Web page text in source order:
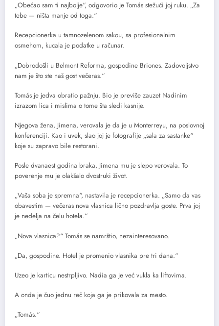
„Obećao sam ti najbolje“, odgovorio je Tomás stežući joj ruku. „Za
tebe — ništa manje od toga.“
Recepcionerka u tamnozelenom sakou, sa profesionalnim
osmehom, kucala je podatke u računar.
„Dobrodošli u Belmont Reforma, gospodine Briones. Zadovoljstvo
nam je što ste naš gost večeras.“
Tomás je jedva obratio pažnju. Bio je previše zauzet Nadinim
izrazom lica i mislima o tome šta sledi kasnije.
Njegova žena, Jimena, verovala je da je u Monterreyu, na poslovnoj
konferenciji. Kao i uvek, slao joj je fotografije „sala za sastanke“
koje su zapravo bile restorani.
Posle dvanaest godina braka, Jimena mu je slepo verovala. To
poverenje mu je olakšalo dvostruki život.
„Vaša soba je spremna“, nastavila je recepcionerka. „Samo da vas
obavestim — večeras nova vlasnica lično pozdravlja goste. Prva joj
je nedelja na čelu hotela.“
„Nova vlasnica?“ Tomás se namrštio, nezainteresovano.
„Da, gospodine. Hotel je promenio vlasnika pre tri dana.“
Uzeo je karticu nestrpljivo. Nadia ga je već vukla ka liftovima.
A onda je čuo jednu reč koja ga je prikovala za mesto.
„Tomás.“